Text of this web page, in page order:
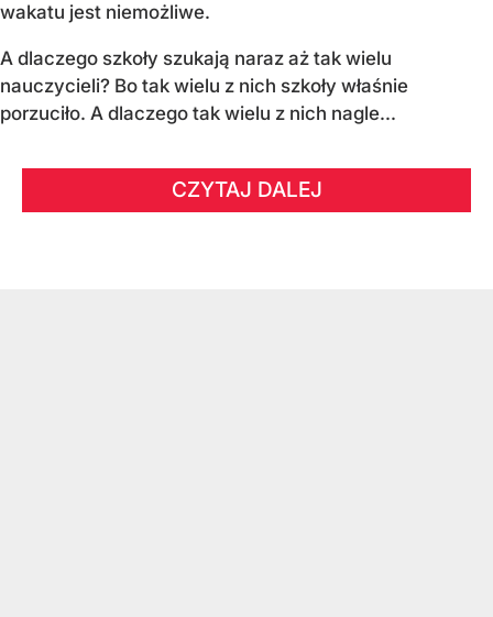
wakatu jest niemożliwe.
A dlaczego szkoły szukają naraz aż tak wielu
nauczycieli? Bo tak wielu z nich szkoły właśnie
porzuciło. A dlaczego tak wielu z nich nagle...
CZYTAJ DALEJ